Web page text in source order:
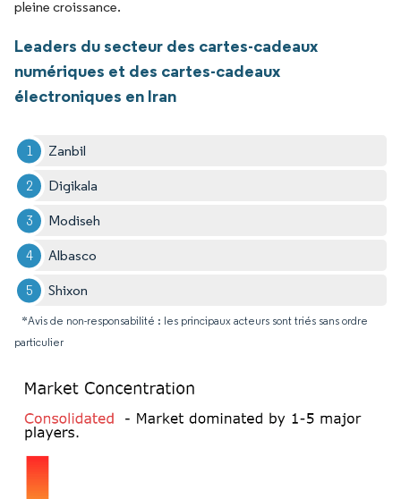
pleine croissance.
Leaders du secteur des cartes-cadeaux
numériques et des cartes-cadeaux
électroniques en Iran
Zanbil
Digikala
Modiseh
Albasco
Shixon
*Avis de non-responsabilité : les principaux acteurs sont triés sans ordre
particulier